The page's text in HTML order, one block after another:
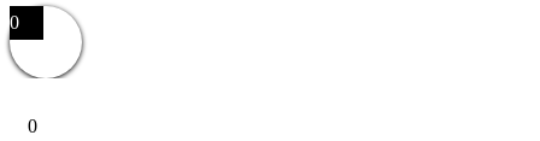
0
0